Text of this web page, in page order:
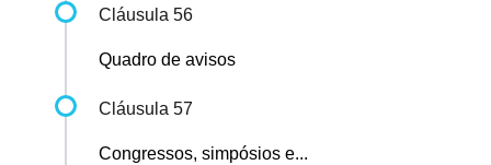
Cláusula 56
Quadro de avisos
Cláusula 57
Congressos, simpósios e...